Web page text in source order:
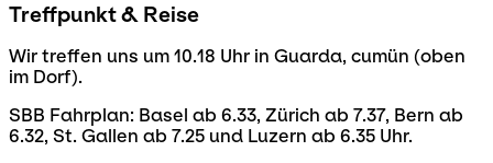
Treffpunkt & Reise
Wir treffen uns um 10.18 Uhr in Guarda, cumün (oben
im Dorf).
SBB Fahrplan: Basel ab 6.33, Zürich ab 7.37, Bern ab
6.32, St. Gallen ab 7.25 und Luzern ab 6.35 Uhr.